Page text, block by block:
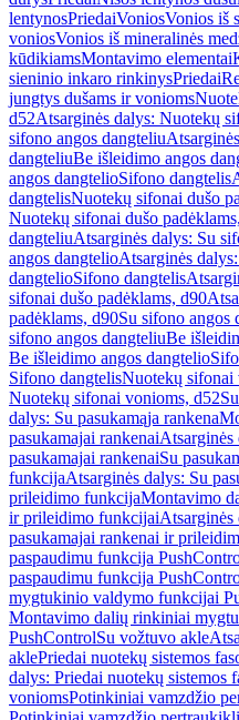
lentynosPriedaiVoniosVonios iš
voniosVonios iš mineralinės
kūdikiamsMontavimo elementai
sieninio inkaro rinkinysPriedai
jungtys dušams ir vonioms
d52Atsarginės dalys: Nuotekų
sifono angos dangteliu
dangteliuBe išleidimo angos
angos dangtelioSifono dangtelis
dangtelisNuotekų sifonai dušo
Nuotekų sifonai dušo
dangteliuAtsarginės dalys: Su
angos dangtelioAtsarginės
dangtelioSifono dangtelis
sifonai dušo padėklams, d90
padėklams, d90Su sifono angos
sifono angos dangteliuBe
Be išleidimo angos dangtelio
Sifono dangtelisNuotekų sifonai
Nuotekų sifonai vonioms, d52
dalys: Su pasukamąja rankena
pasukamajai rankenai
pasukamajai rankenaiSu
funkcijaAtsarginės dalys: Su
prileidimo funkcijaMontavimo
ir prileidimo funkcijai
pasukamajai rankenai ir
paspaudimu funkcija
paspaudimu funkcija
mygtukinio valdymo funkcijai
Montavimo dalių rinkiniai
PushControlSu vožtuvo akle
aklePriedai nuotekų sistemos
dalys: Priedai nuotekų sistemos
voniomsPotinkiniai vamzdžio